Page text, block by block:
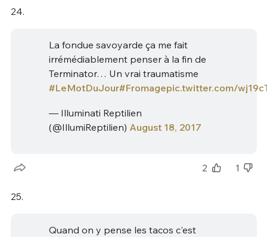
24.
La fondue savoyarde ça me fait
irrémédiablement penser à la fin de
Terminator… Un vrai traumatisme
#LeMotDuJour#Fromagepic.twitter.com/
— Illuminati Reptilien
(@IllumiReptilien) August 18, 2017
2 1
25.
Quand on y pense les tacos c'est